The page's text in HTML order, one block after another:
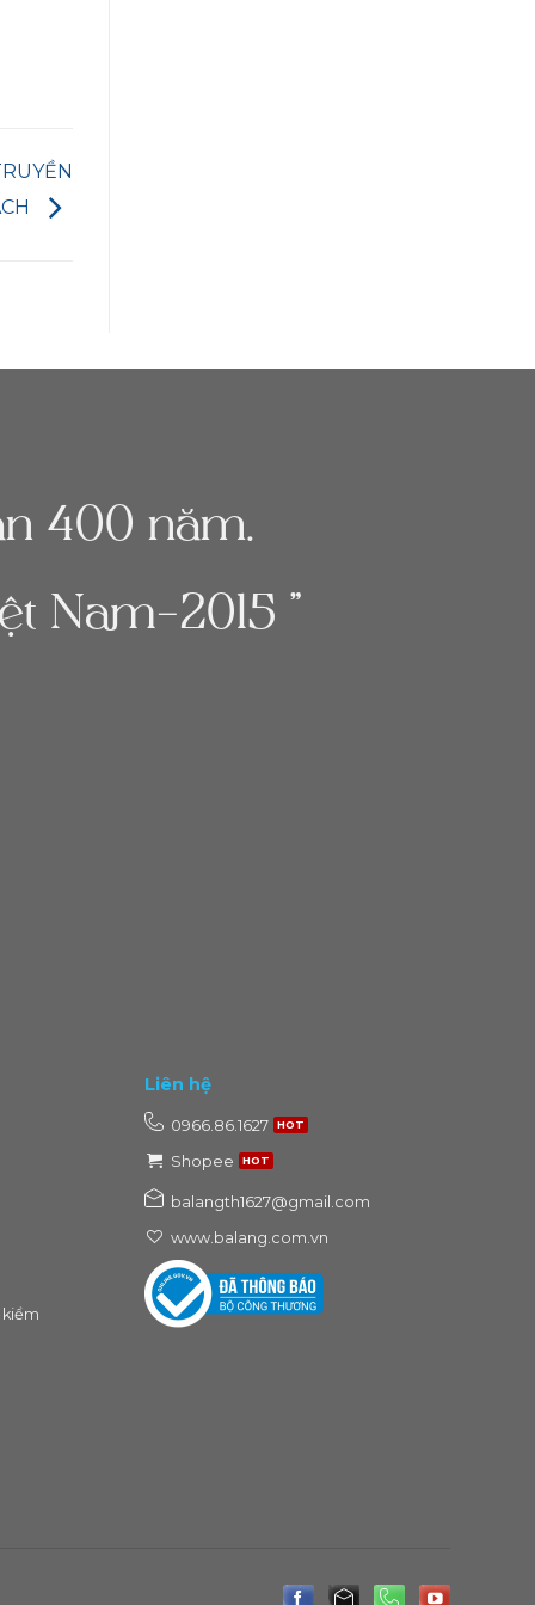
400 năm.
Nam-2015 ”
Liên hệ
0966.86.1627
Shopee
balangth1627@gmail.com
www.balang.com.vn